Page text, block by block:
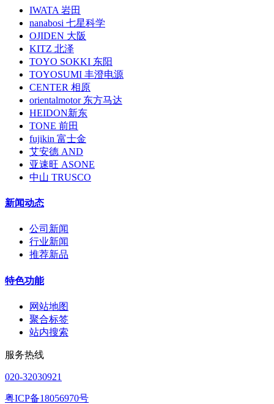
IWATA 岩田
nanabosi 七星科学
OJIDEN 大阪
KITZ 北泽
TOYO SOKKI 东阳
TOYOSUMI 丰澄电源
CENTER 相原
orientalmotor 东方马达
HEIDON新东
TONE 前田
fujikin 富士金
艾安德 AND
亚速旺 ASONE
中山 TRUSCO
新闻动态
公司新闻
行业新闻
推荐新品
特色功能
网站地图
聚合标签
站内搜索
服务热线
020-32030921
粤ICP备18056970号